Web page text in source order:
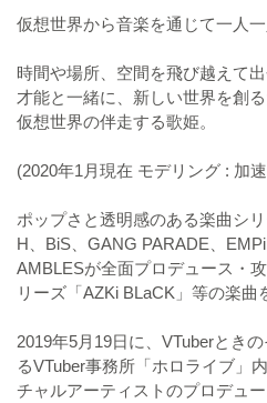
仮想世界から音楽を通じて一人一
時間や場所、空間を飛び越えて
才能と一緒に、新しい世界を創
仮想世界の伴走する歌姫。
(2020年1月現在 モデリング : 加
ポップさと透明感のある楽曲シ
H、BiS、GANG PARADE、
AMBLESが全面プロデュース・
リーズ「AZKi BLaCK」等の楽曲
2019年5月19日に、VTuberとき
るVTuber事務所「ホロライブ」
チャルアーティストのプロデュ